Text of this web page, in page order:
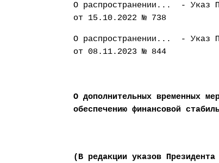
О распространении... - Указ
от 15.10.2022 № 738
О распространении... - Указ
от 08.11.2023 № 844
О дополнительных временных
обеспечению финансовой
(В редакции указов Президента